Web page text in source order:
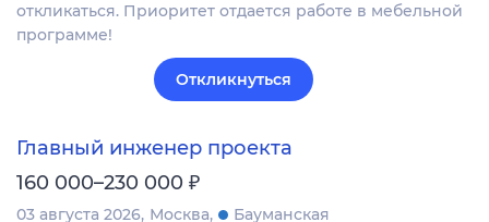
откликаться. Приоритет отдается работе в мебельной
программе!
Откликнуться
Главный инженер проекта
160 000–230 000 ₽
03 августа 2026 Москва
Бауманская